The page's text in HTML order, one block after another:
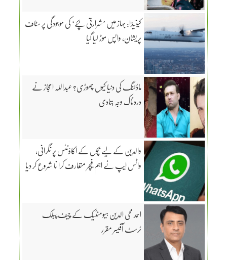
کینیڈا: جہاز میں ’شرارتی بچے‘ کی موجودگی پر سٹاف
پریشان، واپس موڑ لیا گیا
ماڈلنگ کی دنیا کیوں چھوڑی؟ عبداللہ اعجاز نے
دردناک وجہ بتادی
والدین کے لیے بچوں کے اکاؤنٹس پر نگرانی،
واٹس ایپ نے اہم فیچر متعارف کرا نا شروع کر دیا
احمد محی الدین ہیومنٹیک کے چیف پبلک
ٹرسٹ آفیسر مقرر